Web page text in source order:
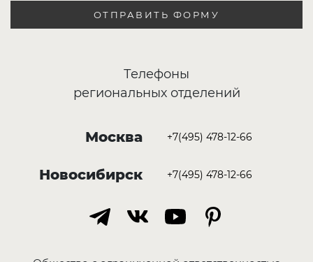
ОТПРАВИТЬ ФОРМУ
Телефоны
региональных отделений
Москва +7(495) 478-12-66
Новосибирск +7(495) 478-12-66